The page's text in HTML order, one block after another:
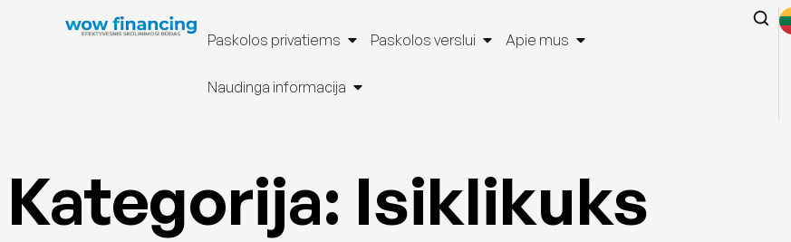
Paskolos privatiems Paskolos verslui Apie mus
Naudinga informacija
Kategorija: Isiklikuks